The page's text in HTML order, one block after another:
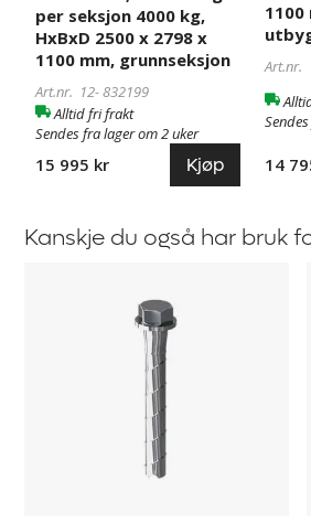
2500
2798
1100
mm,
grunnseksjon
per seksjon 4000 kg,
HxBxD 2500 x 2798 x
1100 mm, grunnseksjon
Art.nr. 12-832199
Alltid fri frakt
Sendes fra lager om 2 uker
15 995 kr Kjøp
2500
2749
1100
mm,
1100
Art.nr.
14
Kanskje du også har bruk